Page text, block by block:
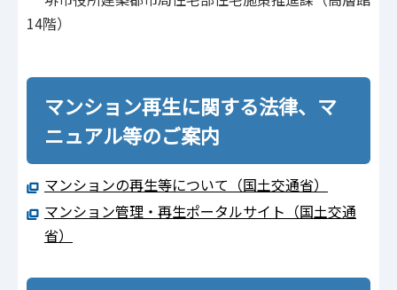
14階）
マンション再生に関する法律、マ
ニュアル等のご案内
マンションの再生等について（国土交通省）
マンション管理・再生ポータルサイト（国土交通
省）